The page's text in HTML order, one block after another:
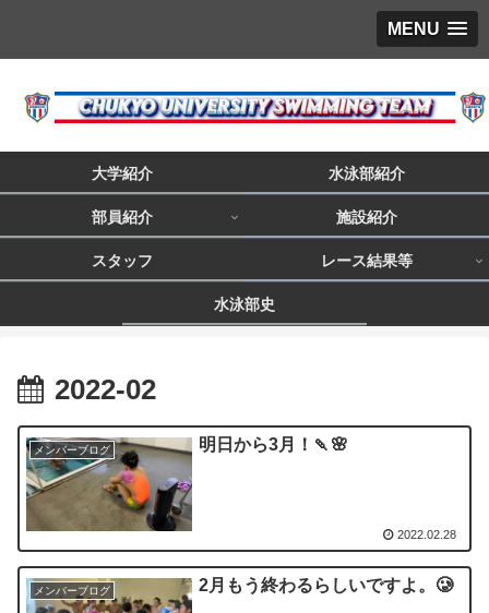
MENU
大学紹介 水泳部紹介
部員紹介 施設紹介
スタッフ レース結果等
水泳部史
2022-02
メンバーブログ 明日から3月！🍡🌸
2022.02.28
メンバーブログ 2月もう終わるらしいですよ。🥲